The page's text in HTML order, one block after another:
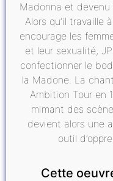
Madonna et devenu
Alors qu’il travaille
encourage les
et leur sexualité,
confectionner le
la Madone. La
Ambition Tour en
mimant des
devient alors une
outil
Cette